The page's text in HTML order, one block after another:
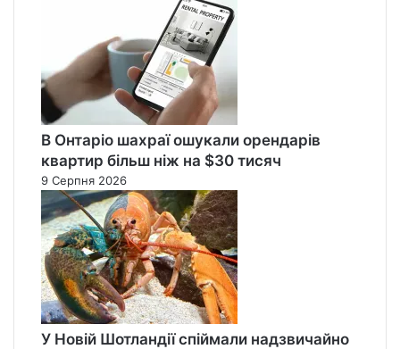
В Онтаріо шахраї ошукали орендарів
квартир більш ніж на $30 тисяч
9 Серпня 2026
У Новій Шотландії спіймали надзвичайно